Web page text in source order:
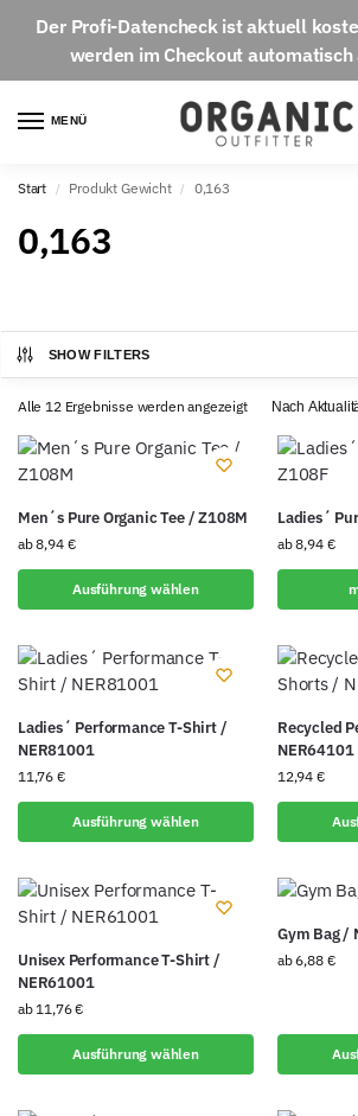
Der Profi-Datencheckist aktuell
werden im Checkout automatisch
MENÜ
Start / Produkt Gewicht / 0,163
0,163
SHOW FILTERS
Alle 12 Ergebnisse werden angezeigt
Men´s Pure Organic Tee / Z108M
ab8,94 €
Ausführung wählen
Ladies´
ab8,94 €
Ladies´ Performance T-Shirt /
NER81001
11,76 €
Ausführung wählen
Recycled
NER64101
12,94 €
Unisex Performance T-Shirt /
NER61001
ab 11,76€
Ausführung wählen
Gym Bag /
ab6,88 €